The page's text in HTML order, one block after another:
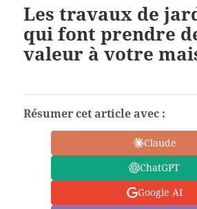
Les travaux de
qui font prendre
valeur à votre
Résumer cet article avec :
Claude
ChatGPT
Google AI